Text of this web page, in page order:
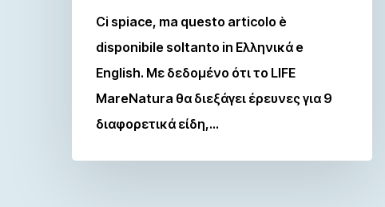
Ci spiace, ma questo articolo è
disponibile soltanto in Ελληνικά e
English. Με δεδομένο ότι το LIFE
MareNatura θα διεξάγει έρευνες για 9
διαφορετικά είδη,…